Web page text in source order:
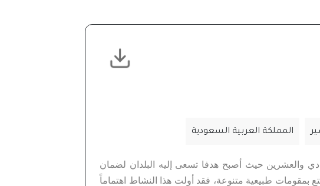
المملكة العربية السعودية
والعشرين حيث أصبح هدفا تسعى إليه البلدان لضمان
بمقومات طبيعية متنوعة، فقد أولت هذا
النشاط اهتماماً